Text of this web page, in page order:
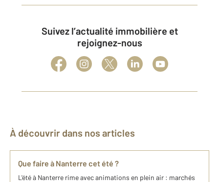
Suivez l’actualité immobilière et
rejoignez-nous
À découvrir dans nos articles
Que faire à Nanterre cet été ?
L'été à Nanterre rime avec animations en plein air : marchés